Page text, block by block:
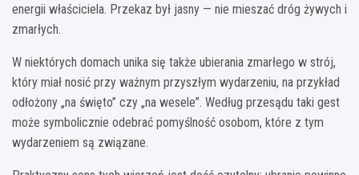
energii właściciela. Przekaz był jasny — nie mieszać dróg żywych i
zmarłych.
W niektórych domach unika się także ubierania zmarłego w strój,
który miał nosić przy ważnym przyszłym wydarzeniu, na przykład
odłożony „na święto” czy „na wesele”. Według przesądu taki gest
może symbolicznie odebrać pomyślność osobom, które z tym
wydarzeniem są związane.